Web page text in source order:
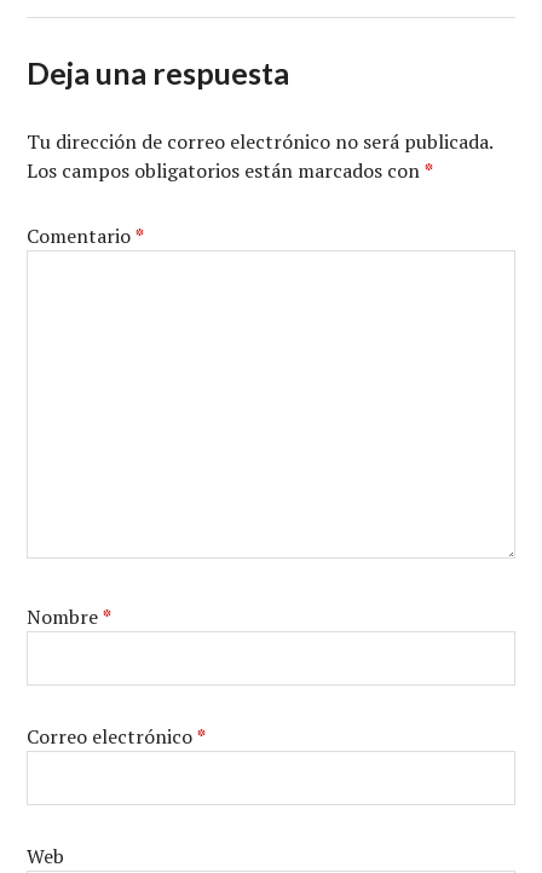
Deja una respuesta
Tu dirección de correo electrónico no será publicada.
Los campos obligatorios están marcados con*
Comentario*
Nombre*
Correo electrónico*
Web